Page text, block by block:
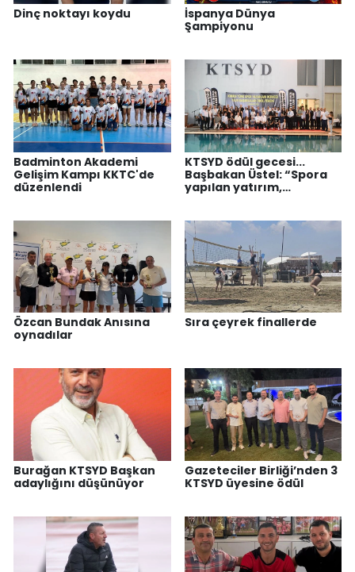
Dinç noktayı koydu
İspanya Dünya
Şampiyonu
Badminton Akademi
Gelişim Kampı KKTC'de
düzenlendi
KTSYD ödül gecesi...
Başbakan Üstel: “Spora
yapılan yatırım,
yatırımdır”
Özcan Bundak Anısına
oynadılar
Sıra çeyrek finallerde
Burağan KTSYD Başkan
adaylığını düşünüyor
Gazeteciler Birliği’nden 3
KTSYD üyesine ödül